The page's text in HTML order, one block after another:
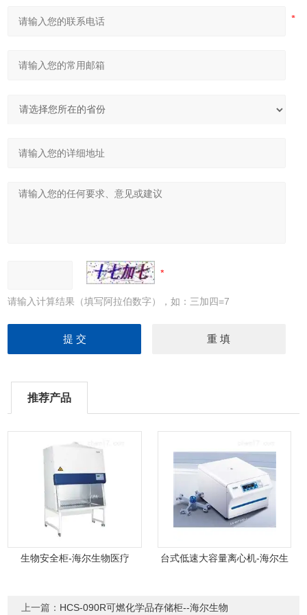
请输入计算结果（填写阿拉伯数字），如：三加四=7
推荐产品
生物安全柜-海尔生物医疗
台式低速大容量离心机-海尔生
上一篇： HCS-090R可燃化学品存储柜--海尔生物